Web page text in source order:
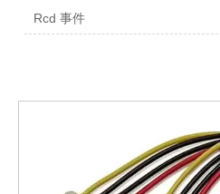
Rcd 事件